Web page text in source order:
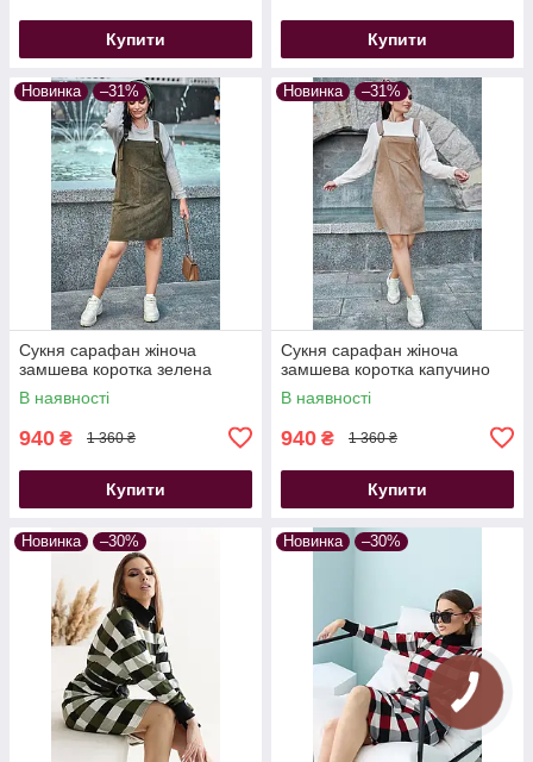
Купити Купити
Новинка –31%
Сукня сарафан жіноча
замшева коротка зелена
В наявності
940 ₴ 1 360 ₴
Купити
Новинка –31%
Сукня сарафан жіноча
замшева коротка капучино
В наявності
940 ₴ 1 360 ₴
Купити
Новинка –30% Новинка –30%